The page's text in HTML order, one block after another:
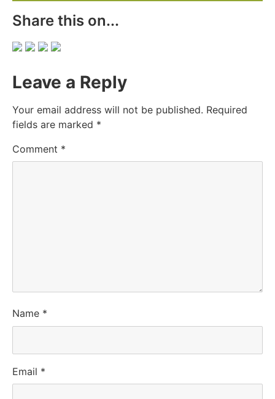
Share this on...
Leave a Reply
Your email address will not be published. Required
fields are marked *
Comment *
Name *
Email *